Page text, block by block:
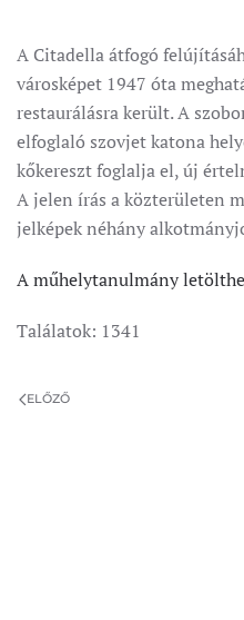
A Citadella átfogó
városképet 1947 óta
restaurálásra került. A
elfoglaló szovjet katona
kőkereszt foglalja el, új
A jelen írás a közterületen
jelképek néhány
A műhelytanulmány
Találatok: 1341
ELŐZŐ